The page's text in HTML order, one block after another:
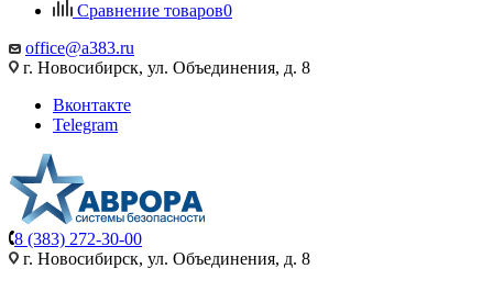
Сравнение товаров0
office@a383.ru
г. Новосибирск, ул. Объединения, д. 8
Вконтакте
Telegram
8 (383) 272-30-00
г. Новосибирск, ул. Объединения, д. 8